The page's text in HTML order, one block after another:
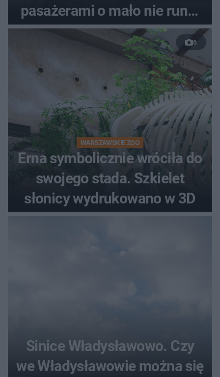
pasażerami o mało nie runął
do rzeki
6
WARSZAWSKIE ZOO
Erna symbolicznie wróciła do
swojego stada. Szkielet
słonicy wydrukowano w 3D
Sinice Władysławowo. Czy
we Władysławowie można się